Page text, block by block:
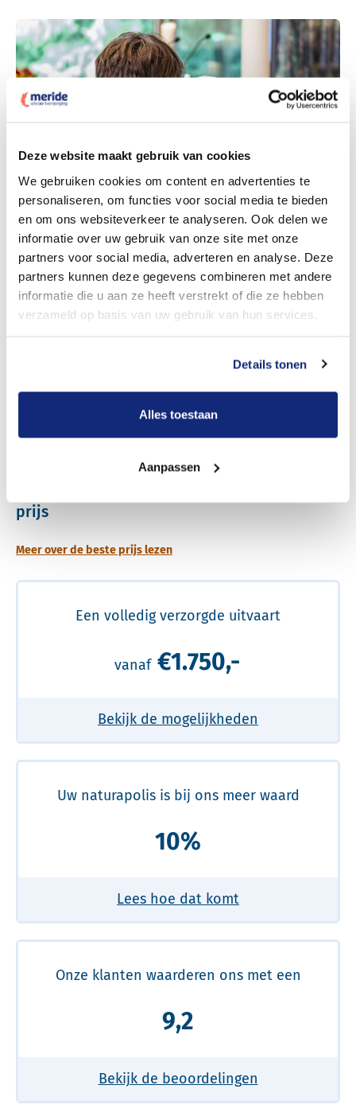
Deze website maakt gebruik van cookies
We gebruiken cookies om content en advertenties te
personaliseren, om functies voor social media te bieden
en om ons websiteverkeer te analyseren. Ook delen we
informatie over uw gebruik van onze site met onze
partners voor social media, adverteren en analyse. Deze
partners kunnen deze gegevens combineren met andere
informatie die u aan ze heeft verstrekt of die ze hebben
verzameld op basis van uw gebruik van hun services.
Details tonen
Alles toestaan
Aanpassen
Dit kost een crematie
Bekijk tarieven voor crematie
Bekijk tarieven voor begrafenis
prijs
Meer over de beste prijs lezen
Een volledig verzorgde uitvaart
vanaf €1.750,-
Bekijk de mogelijkheden
Uw naturapolis is bij ons meer waard
10%
Lees hoe dat komt
Onze klanten waarderen ons met een
9,2
Bekijk de beoordelingen